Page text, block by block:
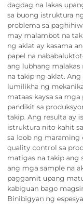
dagdag na lakas
sa buong istruktura
problema sa
may malambot na
ng aklat ay kasama
papel na
ang lubhang
na takip ng aklat.
lumilikha ng
mataas kaysa sa
pandikit sa
takip. Ang resulta ay
istruktura nito kahit
sa loob ng maraming
quality control sa
matigas na takip ang
ang mga sample na
paggamit upang
kabiguan bago
Binibigyan ng